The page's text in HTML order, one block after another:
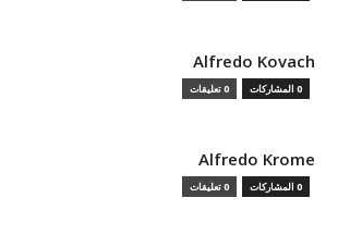
Alfredo Kovach
0 المشاركات 0 تعليقات
Alfredo Krome
0 المشاركات 0 تعليقات